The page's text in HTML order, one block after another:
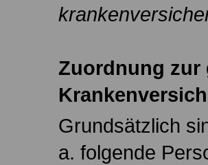
Zuordnung zur
Grundsätzlich
a. folgende